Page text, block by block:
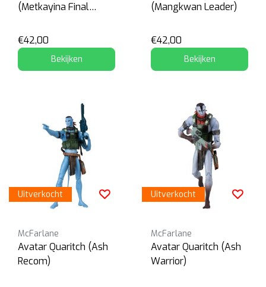
(Metkayina Final
€42,00
Bekijken
(Mangkwan Leader)
€42,00
Bekijken
Uitverkocht
McFarlane
Avatar Quaritch (Ash
Recom)
Uitverkocht
McFarlane
Avatar Quaritch (Ash
Warrior)